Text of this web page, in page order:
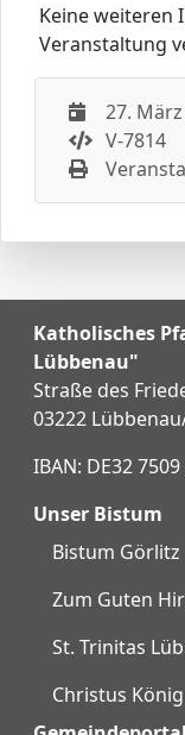
Keine weiteren
Veranstaltung
27.
V-7814
Katholisches
Lübbenau"
Straße des
03222
IBAN: DE32
Unser Bistum
Bistum Görlitz
Zum Guten
St. Trinitas
Christus